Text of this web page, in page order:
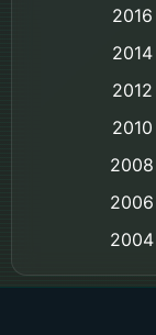
2016
2014
2012
2010
2008
2006
2004
2002